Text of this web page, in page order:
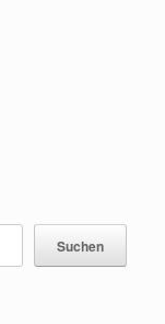
Suchen